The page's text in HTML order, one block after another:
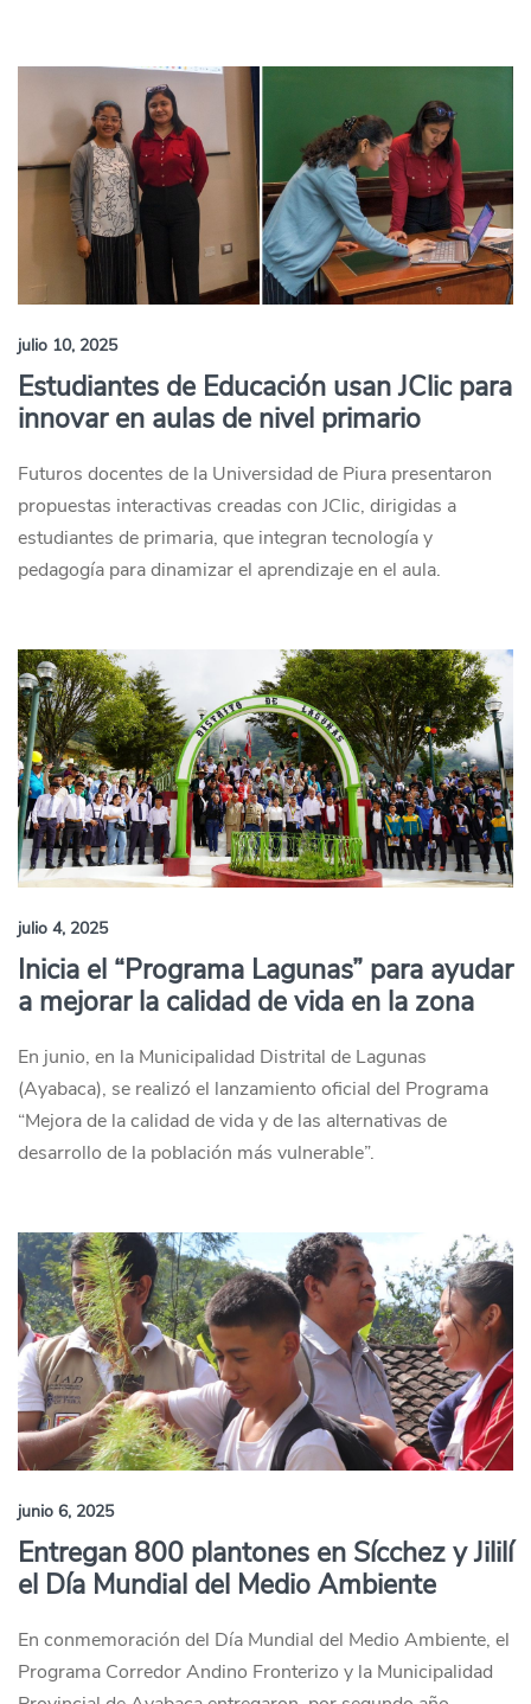
julio 10, 2025
Estudiantes de Educación usan JClic para
innovar en aulas de nivel primario
Futuros docentes de la Universidad de Piura presentaron
propuestas interactivas creadas con JClic, dirigidas a
estudiantes de primaria, que integran tecnología y
pedagogía para dinamizar el aprendizaje en el aula.
julio 4, 2025
Inicia el “Programa Lagunas” para ayudar
a mejorar la calidad de vida en la zona
En junio, en la Municipalidad Distrital de Lagunas
(Ayabaca), se realizó el lanzamiento oficial del Programa
“Mejora de la calidad de vida y de las alternativas de
desarrollo de la población más vulnerable”.
junio 6, 2025
Entregan 800 plantones en Sícchez y Jililí
el Día Mundial del Medio Ambiente
En conmemoración del Día Mundial del Medio Ambiente, el
Programa Corredor Andino Fronterizo y la Municipalidad